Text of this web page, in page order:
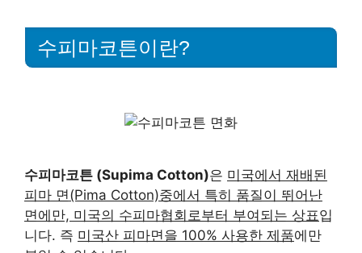
수피마코튼이란?
수피마코튼 (Supima Cotton)은 미국에서 재배된
피마 면(Pima Cotton)중에서 특히 품질이 뛰어난
면에만, 미국의 수피마협회로부터 부여되는 상표입
니다. 즉 미국산 피마면을 100% 사용한 제품에만